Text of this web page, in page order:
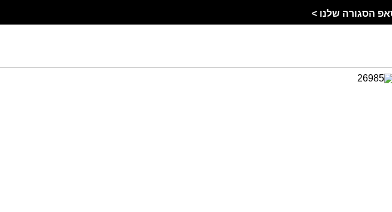
הסגורה שלנו >